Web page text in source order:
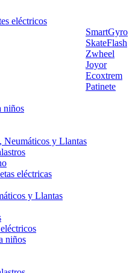
eléctricos
SmartGyro
SkateFlash
Zwheel
Joyor
Ecoxtrem
Patinete
niños
Neumáticos y Llantas
eléctricas
y Llantas
niños